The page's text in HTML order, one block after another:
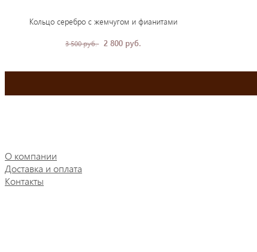
Кольцо серебро с жемчугом и фианитами
3 500 руб. 2 800 руб.
О компании
Доставка и оплата
Контакты